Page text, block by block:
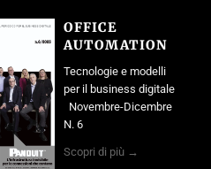
OFFICE
AUTOMATION
Tecnologie e modelli
per il business digitale
Novembre-Dicembre
N. 6
Scopri di più →